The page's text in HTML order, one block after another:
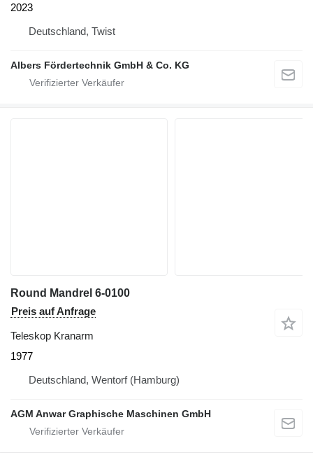
2023
Deutschland, Twist
Albers Fördertechnik GmbH & Co. KG
Round Mandrel 6-0100
Preis auf Anfrage
Teleskop Kranarm
1977
Deutschland, Wentorf (Hamburg)
AGM Anwar Graphische Maschinen GmbH